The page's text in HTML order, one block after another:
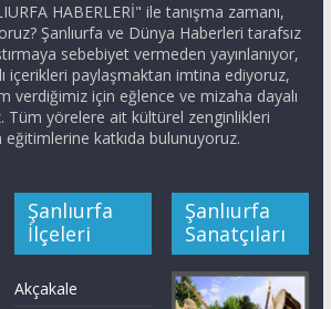
HABERLERİ" ile tanışma zamanı,
Şanlıurfa ve Dünya Haberleri tarafsız
sebebiyet vermeden yayınlanıyor,
içerikleri paylaşmaktan imtina ediyoruz,
verdiğimiz için eğlence ve mizaha dayalı
Tüm yörelere ait kültürel zenginlikleri
katkıda bulunuyoruz.
Şanlıurfa
İlçeleri
Akçakale
Şanlıurfa
Sanatçıları